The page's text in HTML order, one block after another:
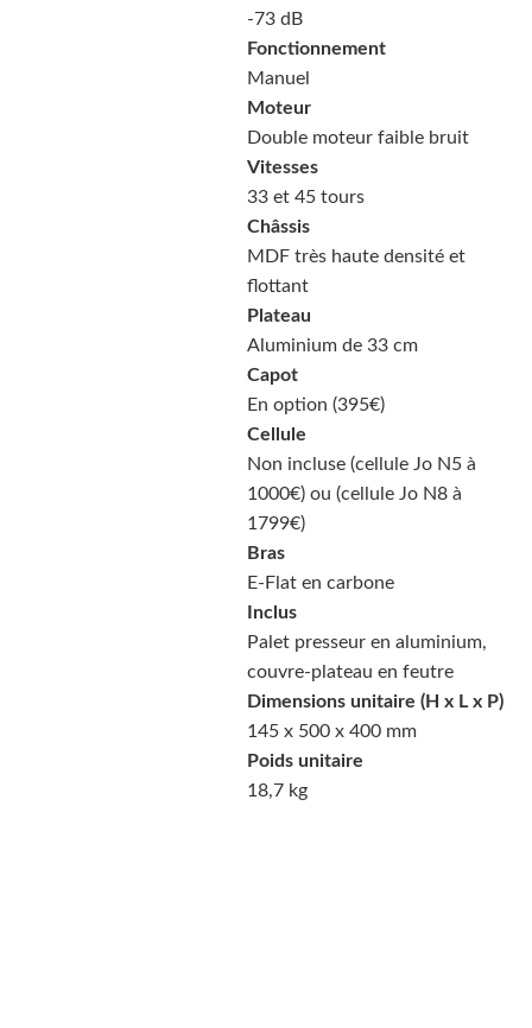
-73 dB
Fonctionnement
Manuel
Moteur
Double moteur faible bruit
Vitesses
33 et 45 tours
Châssis
MDF très haute densité et
flottant
Plateau
Aluminium de 33 cm
Capot
En option (395€)
Cellule
Non incluse (cellule Jo N5 à
1000€) ou (cellule Jo N8 à
1799€)
Bras
E-Flat en carbone
Inclus
Palet presseur en aluminium,
couvre-plateau en feutre
Dimensions unitaire (H x L x P)
145 x 500 x 400 mm
Poids unitaire
18,7 kg